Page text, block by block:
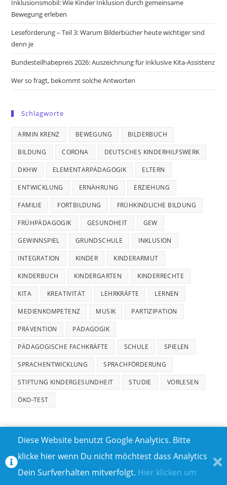
Inklusionsmobil: Wie Kinder Inklusion durch gemeinsame
Bewegung erleben
Leseförderung – Teil 3: Warum Bilderbücher heute wichtiger sind
denn je
Bundesteilhabepreis 2026: Auszeichnung für inklusive Kita-Assistenz
Wer so fragt, bekommt solche Antworten
Schlagworte
ARMIN KRENZ BEWEGUNG BILDERBUCH
BILDUNG CORONA DEUTSCHES KINDERHILFSWERK
DKHW ELEMENTARPÄDAGOGIK ELTERN
ENTWICKLUNG ERNÄHRUNG ERZIEHUNG
FAMILIE FORTBILDUNG FRÜHKINDLICHE BILDUNG
FRÜHPÄDAGOGIK GESUNDHEIT GEW
GEWINNSPIEL GRUNDSCHULE INKLUSION
INTEGRATION KINDER KINDERARMUT
KINDERBUCH KINDERGARTEN KINDERRECHTE
KITA KREATIVITÄT LEHRKRÄFTE LERNEN
MEDIENKOMPETENZ MUSIK PARTIZIPATION
PRÄVENTION PÄDAGOGIK
PÄDAGOGISCHE FACHKRÄFTE SCHULE SPIELEN
SPRACHENTWICKLUNG SPRACHFÖRDERUNG
STIFTUNG KINDERGESUNDHEIT STUDIE VORLESEN
ÖKO-TEST
TEILNAHMEBEDINGUNGEN FÜR GEWINNSPIELE
IMPRESSUM
Diese Website benutzt Google Analytics. Bitte
klicke hier wenn Du nicht möchtest dass Analytics
Dein Surfverhalten mitverfolgt. Hier klicken um